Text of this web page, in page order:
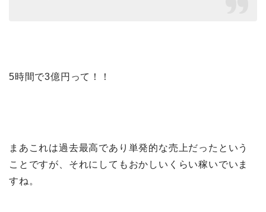
5時間で3億円って！！
まあこれは過去最高であり単発的な売上だったという
ことですが、それにしてもおかしいくらい稼いでいま
すね。